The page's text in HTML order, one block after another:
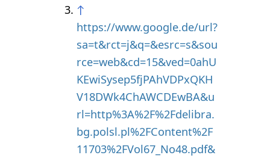
↑
https://www.google.de/url?
sa=t&rct=j&q=&esrc=s&sou
rce=web&cd=15&ved=0ahU
KEwiSysep5fjPAhVDPxQKH
V18DWk4ChAWCDEwBA&u
rl=http%3A%2F%2Fdelibra.
bg.polsl.pl%2FContent%2F
11703%2FVol67_No48.pdf&